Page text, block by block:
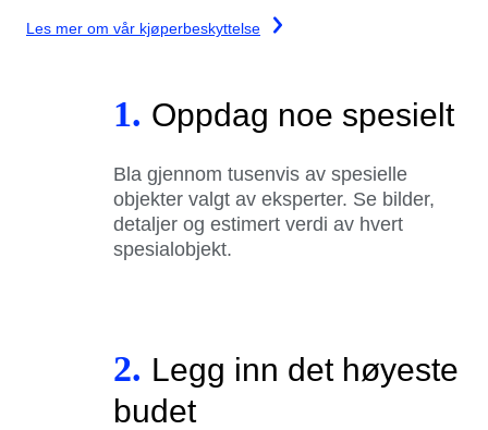
Les mer om vår kjøperbeskyttelse
1. Oppdag noe spesielt
Bla gjennom tusenvis av spesielle
objekter valgt av eksperter. Se bilder,
detaljer og estimert verdi av hvert
spesialobjekt.
2. Legg inn det høyeste
budet